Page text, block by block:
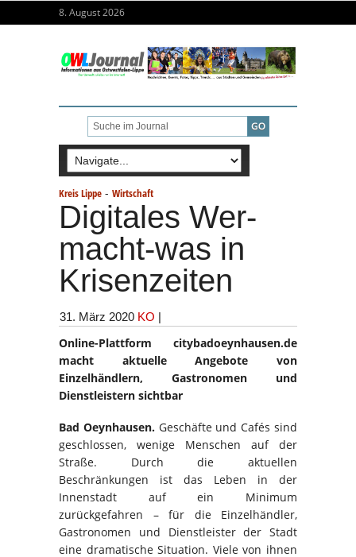
8. August 2026
Kreis Lippe - Wirtschaft
Digitales Wer-
macht-was in
Krisenzeiten
31. März 2020 KO |
Online-Plattform citybadoeynhausen.de
macht aktuelle Angebote von
Einzelhändlern, Gastronomen und
Dienstleistern sichtbar
Bad Oeynhausen.Geschäfte und Cafés sind
geschlossen, wenige Menschen auf der
Straße. Durch die aktuellen
Beschränkungen ist das Leben in der
Innenstadt auf ein Minimum
zurückgefahren – für die Einzelhändler,
Gastronomen und Dienstleister der Stadt
eine dramatische Situation. Viele von ihnen